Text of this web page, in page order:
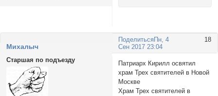
Поделиться 18
Пн, 4
Сен 2017 23:04
Михалыч
Старшая по подъезду
Патриарх Кирилл освятил
храм Трех святителей в Новой
Москве
Храм Трех святителей в